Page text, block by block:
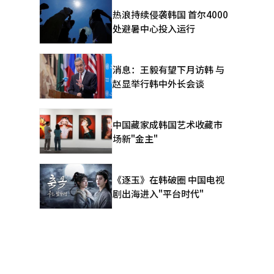
SPC）
计将为
热浪持续侵袭韩国 首尔4000
处避暑中心投入运行
消息：王毅有望下月访韩 与
赵显举行韩中外长会谈
中国藏家成韩国艺术收藏市
场新"金主"
《逐玉》在韩破圈 中国电视
剧出海进入"平台时代"